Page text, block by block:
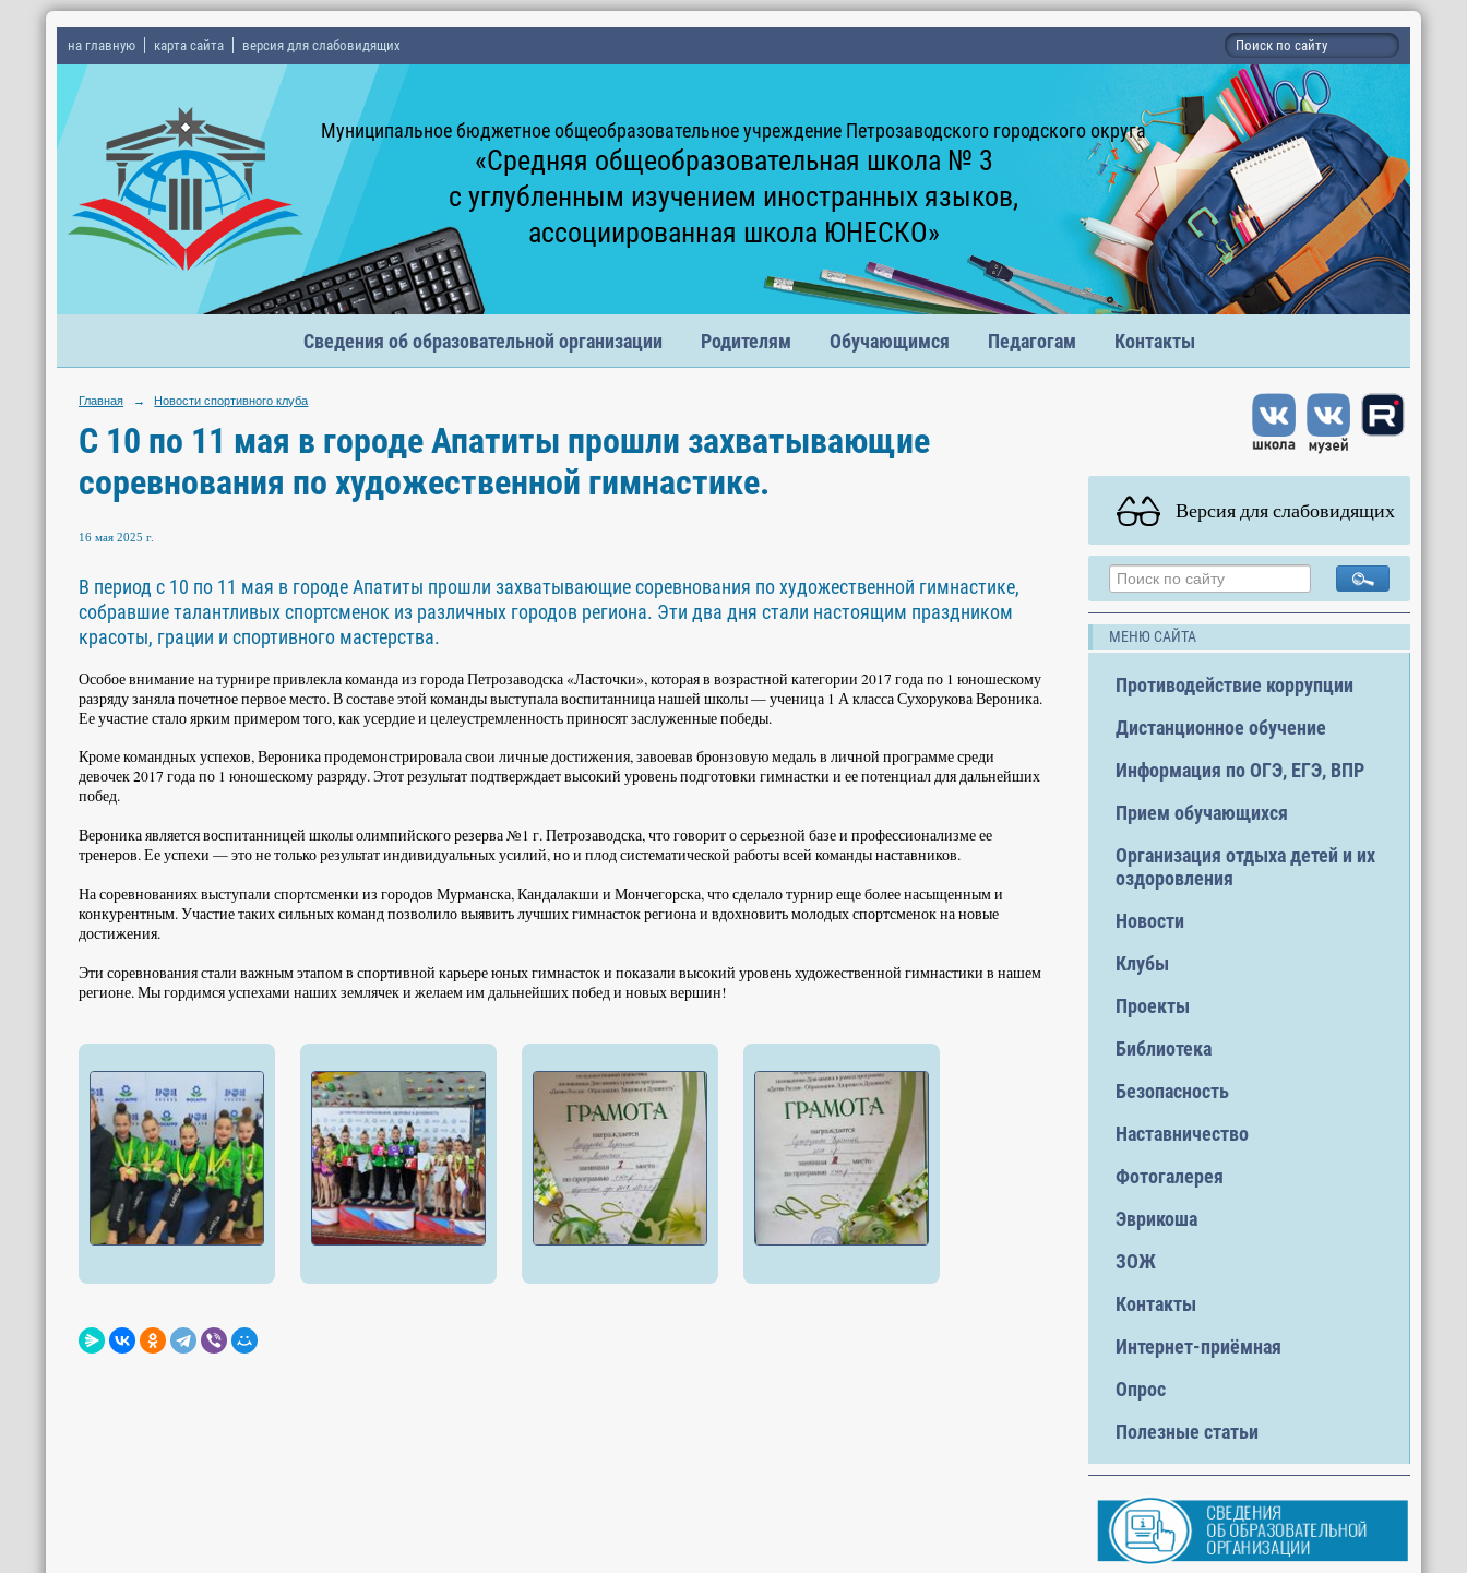
на главную карта сайта версия для слабовидящих
Муниципальное бюджетное общеобразовательное учреждение Петрозаводского городского округа
«Средняя общеобразовательная школа № 3
с углубленным изучением иностранных языков,
ассоциированная школа ЮНЕСКО»
Сведения об образовательной организации Родителям Обучающимся Педагогам Контакты
Главная → Новости спортивного клуба
С 10 по 11 мая в городе Апатиты прошли захватывающие
соревнования по художественной гимнастике.
16 мая 2025 г.
В период с 10 по 11 мая в городе Апатиты прошли захватывающие соревнования по художественной гимнастике,
собравшие талантливых спортсменок из различных городов региона. Эти два дня стали настоящим праздником
красоты, грации и спортивного мастерства.
Особое внимание на турнире привлекла команда из города Петрозаводска «Ласточки», которая в возрастной категории 2017 года по 1 юношескому
разряду заняла почетное первое место. В составе этой команды выступала воспитанница нашей школы — ученица 1 А класса Сухорукова Вероника.
Ее участие стало ярким примером того, как усердие и целеустремленность приносят заслуженные победы.
Кроме командных успехов, Вероника продемонстрировала свои личные достижения, завоевав бронзовую медаль в личной программе среди
девочек 2017 года по 1 юношескому разряду. Этот результат подтверждает высокий уровень подготовки гимнастки и ее потенциал для дальнейших
побед.
Вероника является воспитанницей школы олимпийского резерва №1 г. Петрозаводска, что говорит о серьезной базе и профессионализме ее
тренеров. Ее успехи — это не только результат индивидуальных усилий, но и плод систематической работы всей команды наставников.
На соревнованиях выступали спортсменки из городов Мурманска, Кандалакши и Мончегорска, что сделало турнир еще более насыщенным и
конкурентным. Участие таких сильных команд позволило выявить лучших гимнасток региона и вдохновить молодых спортсменок на новые
достижения.
Эти соревнования стали важным этапом в спортивной карьере юных гимнасток и показали высокий уровень художественной гимнастики в нашем
регионе. Мы гордимся успехами наших землячек и желаем им дальнейших побед и новых вершин!
Версия для слабовидящих
МЕНЮ САЙТА
Противодействие коррупции
Дистанционное обучение
Информация по ОГЭ, ЕГЭ, ВПР
Прием обучающихся
Организация отдыха детей и их
оздоровления
Новости
Клубы
Проекты
Библиотека
Безопасность
Наставничество
Фотогалерея
Эврикоша
ЗОЖ
Контакты
Интернет-приёмная
Опрос
Полезные статьи